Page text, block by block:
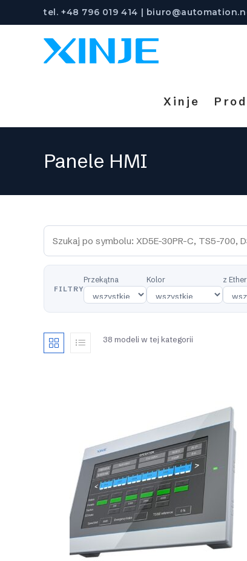
tel. +48 796 019 414 |
Xinje
Panele HMI
FILTRY
Przekątna Kolor z
38 modeli w tej kategorii